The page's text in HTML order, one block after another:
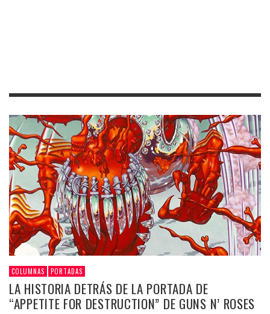
COLUMNAS PORTADAS
LA HISTORIA DETRÁS DE LA PORTADA DE
“APPETITE FOR DESTRUCTION” DE GUNS N’ ROSES